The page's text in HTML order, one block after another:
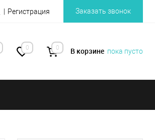
Регистрация Заказать звонок
0 0 В корзине пока пусто